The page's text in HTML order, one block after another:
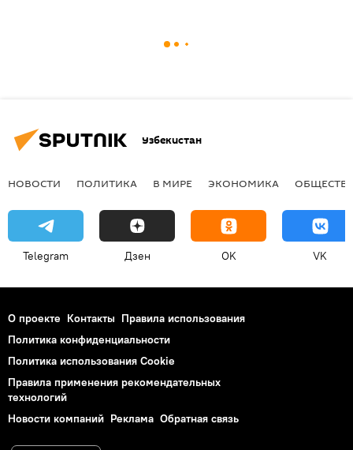
Узбекистан
НОВОСТИ ПОЛИТИКА В МИРЕ ЭКОНОМИКА
Telegram Дзен OK VK
О проекте Контакты Правила использования
Политика конфиденциальности
Политика использования Cookie
Правила применения рекомендательных
технологий
Новости компаний Реклама Обратная связь